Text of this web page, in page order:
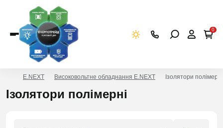
0
E.NEXT Високовольтне обладнання E.NEXT Ізолятори полімерні
Ізолятори полімерні